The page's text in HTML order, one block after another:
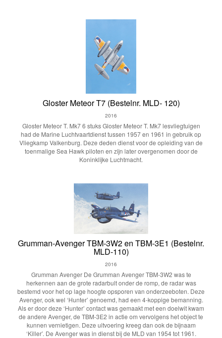
Gloster Meteor T7 (Bestelnr. MLD- 120)
2016
Gloster Meteor T. Mk7 6 stuks Gloster Meteor T. Mk7 lesvliegtuigen
had de Marine Luchtvaartdienst tussen 1957 en 1961 in gebruik op
Vliegkamp Valkenburg. Deze deden dienst voor de opleiding van de
toenmalige Sea Hawk piloten en zijn later overgenomen door de
Koninklijke Luchtmacht.
Grumman-Avenger TBM-3W2 en TBM-3E1 (Bestelnr.
MLD-110)
2016
Grumman Avenger De Grumman Avenger TBM-3W2 was te
herkennen aan de grote radarbult onder de romp, de radar was
bestemd voor het op lage hoogte opsporen van onderzeeboten. Deze
Avenger, ook wel ‘Hunter’ genoemd, had een 4-koppige bemanning.
Als er door deze ‘Hunter’ contact was gemaakt met een doelwit kwam
de andere Avenger, de TBM-3E2 in actie om vervolgens het object te
kunnen vernietigen. Deze uitvoering kreeg dan ook de bijnaam
‘Killer’. De Avenger was in dienst bij de MLD van 1954 tot 1961.